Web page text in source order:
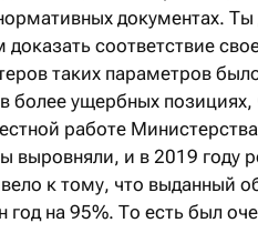
документах.
соответствие
таких параметров
более ущербных
работе
выровняли, и в 2019 году
к тому, что выданный
год на 95%. То есть был